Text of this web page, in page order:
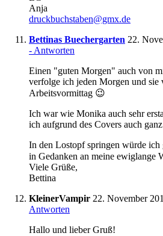
Anja
druckbuchstaben@gmx.de
Bettinas Buechergarten 22.
- Antworten
Einen "guten Morgen" auch von
verfolge ich jeden Morgen und sie
Arbeitsvormittag 😉
Ich war wie Monika auch sehr
ich aufgrund des Covers auch
In den Lostopf springen würde ich
in Gedanken an meine ewiglange
Viele Grüße,
Bettina
KleinerVampir 22. November
Antworten
Hallo und lieber Gruß!